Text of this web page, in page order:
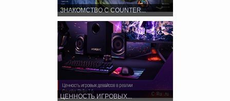
ЗНАКОМСТВО С COUNTER...
ЦЕННОСТЬ ИГРОВЫХ...